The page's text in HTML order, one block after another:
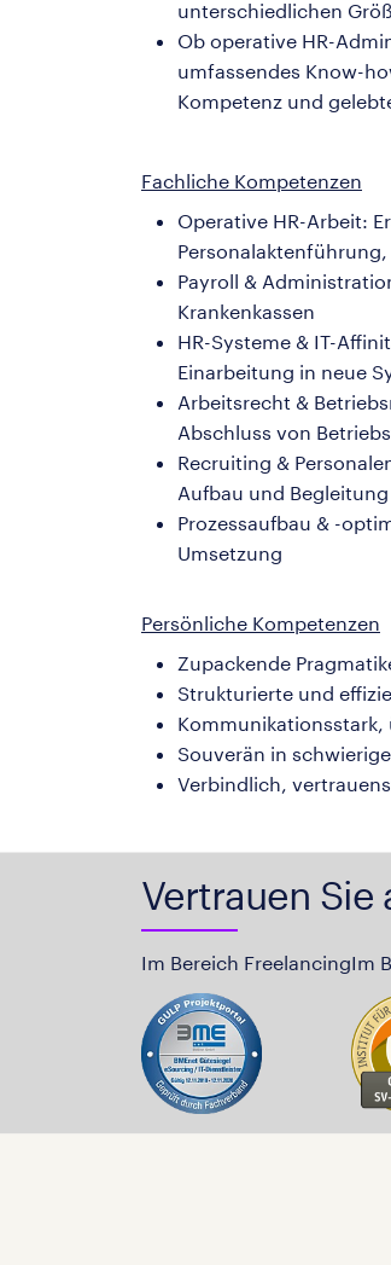
unterschiedlichen
Ob operative HR-
umfassendes Know-
Kompetenz und
Fachliche Kompetenzen
Operative HR-Arbeit:
Payroll &
Krankenkassen
HR-Systeme & IT-
Einarbeitung in neue
Arbeitsrecht &
Abschluss von
Recruiting &
Aufbau und
Prozessaufbau & -
Umsetzung
Persönliche Kompetenzen
Zupackende
Strukturierte und
Souverän in
Verbindlich,
Vertrauen Sie
Im Bereich FreelancingIm